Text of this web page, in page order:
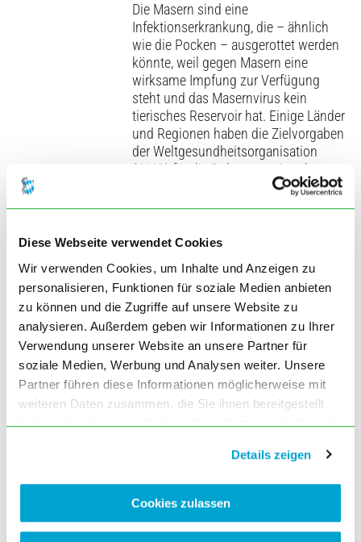
Diese Webseite verwendet Cookies
Wir verwenden Cookies, um Inhalte und Anzeigen zu
personalisieren, Funktionen für soziale Medien anbieten
zu können und die Zugriffe auf unsere Website zu
analysieren. Außerdem geben wir Informationen zu Ihrer
Verwendung unserer Website an unsere Partner für
soziale Medien, Werbung und Analysen weiter. Unsere
Partner führen diese Informationen möglicherweise mit
weiteren Daten zusammen, die Sie ihnen bereitgestellt
haben oder die sie im Rahmen Ihrer Nutzung der Dienste
Cookies, wenn Sie unsere Webseite weiterhin nutzen.
Details zeigen
Cookies zulassen
Die Masern sind eine
Infektionserkrankung, die – ähnlich
wie die Pocken – ausgerottet werden
könnte, weil gegen Masern eine
wirksame Impfung zur Verfügung
steht und das Masernvirus kein
tierisches Reservoir hat. Einige Länder
und Regionen haben die Zielvorgaben
der Weltgesundheitsorganisation
(WHO) für die Dokumentation der
Masernfreiheit bereits erreicht [1]. Zu
diesen Zielvorgaben zählt unter
Inzidenz von jährlich < 1 Fall/1 Million
mehr ...
Erbil: Im Schatten des
großen Grauens
Erbil, die Hauptstadt des kurdischen
Iraks, ist zum Symbol des
Widerstandes gegen die brutalen
Staates (IS) geworden, und damit auch
zum Zentrum der
Flüchtlingsbewegungen. Als die IS-